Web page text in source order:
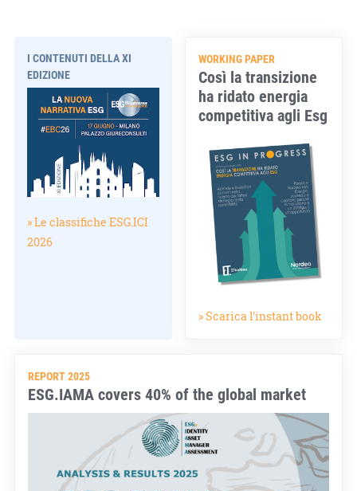
I CONTENUTI DELLA XI
EDIZIONE
» Le classifiche ESG.ICI
2026
WORKING PAPER
Così la transizione
ha ridato energia
competitiva agli Esg
» Scarica l'instant book
REPORT 2025
ESG.IAMA covers 40% of the global market